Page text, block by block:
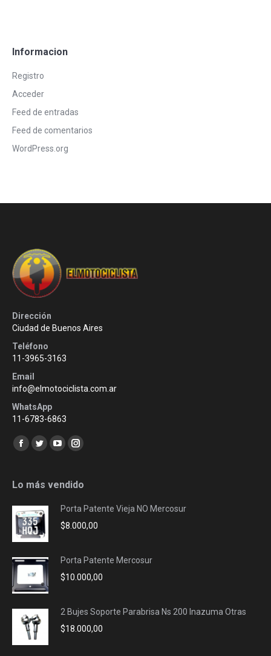
Informacion
Registro
Acceder
Feed de entradas
Feed de comentarios
WordPress.org
Dirección
Ciudad de Buenos Aires
Teléfono
11-3965-3163
Email
info@elmotociclista.com.ar
WhatsApp
11-6783-6863
Encuéntranos en:
Facebook
opens
new
window
Twitter
opens
new
window
YouTube
opens
new
window
Instagram
opens
new
window
Lo más vendido
Porta Patente Vieja NO Mercosur
$8.000,00
Porta Patente Mercosur
$10.000,00
2 Bujes Soporte Parabrisa Ns 200 Inazuma Otras
$18.000,00